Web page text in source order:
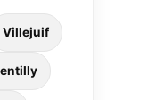
Villejuif